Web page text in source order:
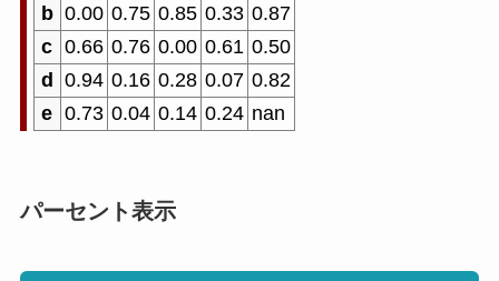
b 0.00 0.75 0.85 0.33 0.87
c 0.66 0.76 0.00 0.61 0.50
d 0.94 0.16 0.28 0.07 0.82
e 0.73 0.04 0.14 0.24 nan
パーセント表示